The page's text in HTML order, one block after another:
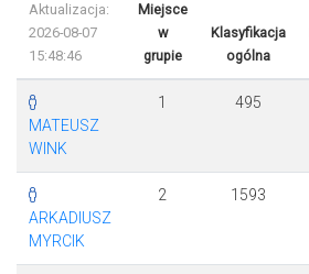
Aktualizacja:
2026-08-07
15:48:46
Miejsce
w
grupie
Klasyfikacja
ogólna
MATEUSZ
WINK
1 495
ARKADIUSZ
MYRCIK
2 1593